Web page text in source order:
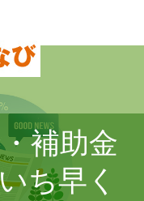
補助金
ち早く